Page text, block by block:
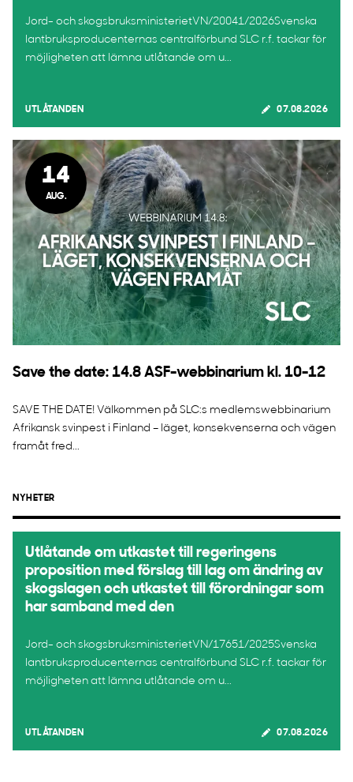
Jord- och skogsbruksministerietVN/20041/2026Svenska
lantbruksproducenternas centralförbund SLC r.f. tackar för
möjligheten att lämna utlåtande om u...
UTLÅTANDEN 07.08.2026
14
AUG.
Save the date: 14.8 ASF-webbinarium kl. 10-12
SAVE THE DATE! Välkommen på SLC:s medlemswebbinarium
Afrikansk svinpest i Finland – läget, konsekvenserna och vägen
framåt fred...
NYHETER
Utlåtande om utkastet till regeringens
proposition med förslag till lag om ändring av
skogslagen och utkastet till förordningar som
har samband med den
Jord- och skogsbruksministerietVN/17651/2025Svenska
lantbruksproducenternas centralförbund SLC r.f. tackar för
möjligheten att lämna utlåtande om u...
UTLÅTANDEN 07.08.2026